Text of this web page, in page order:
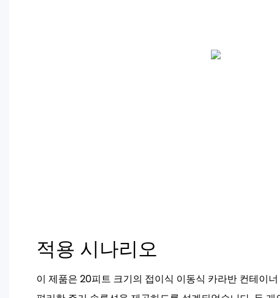
적용 시나리오
이 제품은 20피트 크기의 접이식 이동식 카라반 컨테이